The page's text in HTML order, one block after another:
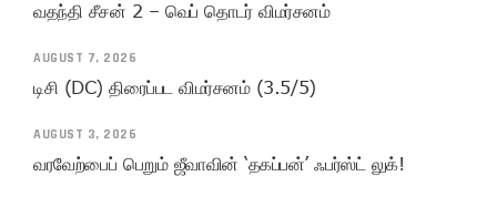
வதந்தி சீசன் 2 – வெப் தொடர் விமர்சனம்
AUGUST 7, 2026
டிசி (DC) திரைப்பட விமர்சனம் (3.5/5)
AUGUST 3, 2026
வரவேற்பைப் பெறும் ஜீவாவின் ‘தகப்பன்’ ஃபர்ஸ்ட் லுக்!